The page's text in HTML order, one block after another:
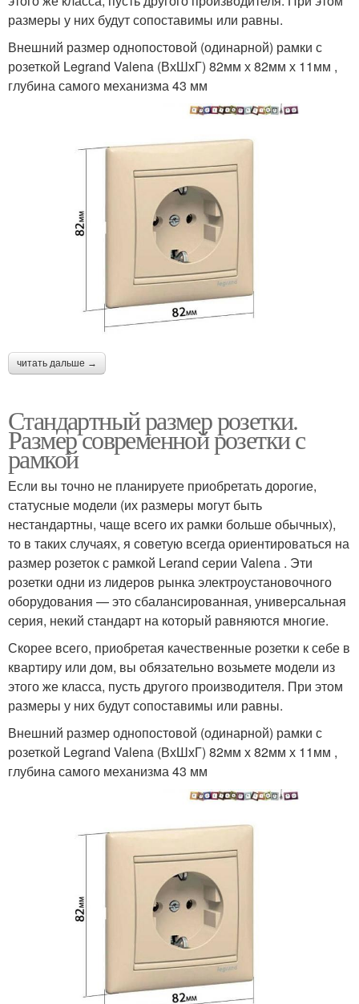
размеры у них будут сопоставимы или равны.
Внешний размер однопостовой (одинарной) рамки с
розеткой Legrand Valena (ВхШхГ) 82мм х 82мм х 11мм ,
глубина самого механизма 43 мм
читать дальше →
Стандартный размер розетки.
Размер современной розетки с
рамкой
Если вы точно не планируете приобретать дорогие,
статусные модели (их размеры могут быть
нестандартны, чаще всего их рамки больше обычных),
то в таких случаях, я советую всегда ориентироваться на
размер розеток с рамкой Lerand серии Valena . Эти
розетки одни из лидеров рынка электроустановочного
оборудования — это сбалансированная, универсальная
серия, некий стандарт на который равняются многие.
Скорее всего, приобретая качественные розетки к себе в
квартиру или дом, вы обязательно возьмете модели из
этого же класса, пусть другого производителя. При этом
размеры у них будут сопоставимы или равны.
Внешний размер однопостовой (одинарной) рамки с
розеткой Legrand Valena (ВхШхГ) 82мм х 82мм х 11мм ,
глубина самого механизма 43 мм